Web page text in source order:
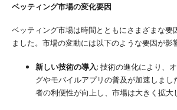
ベッティング市場の変化要因
ベッティング市場は時間とともにさまざまな要
ました。市場の変動には以下のような要因が影
新しい技術の導入: 技術の進化により、
グやモバイルアプリの普及が加速しまし
者の利便性が向上し、市場は大きく拡大